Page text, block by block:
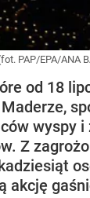
PAP/EPA/ANA
od 18
wyspy i
Z
akcję